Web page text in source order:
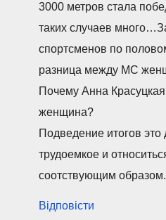
3000 метров стала
таких случаев
спортсменов по
разница между МС
Почему Анна
женщина?
Подведение итогов это
трудоемкое и
соотствующим образом.
Відповісти